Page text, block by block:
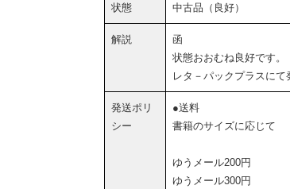
状態 中古品（良好）
解説
函
状態おおむね良好です。
レタ－パックプラスにて
発送ポリ
シー
●送料
書籍のサイズに応じて
ゆうメール200円
ゆうメール300円